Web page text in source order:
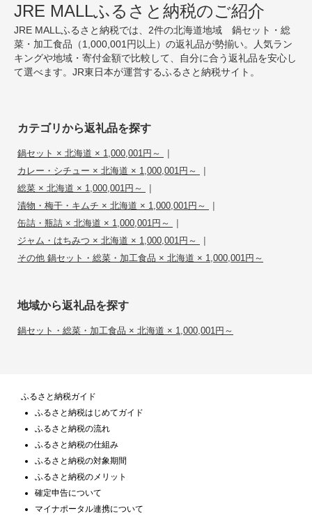
JRE MALLふるさと納税のご紹介
JRE MALLふるさと納税では、2件の北海道地域 鍋セット・総
菜・加工食品（1,000,001円以上）の返礼品が勢揃い。人気ラン
キングや地域・寄付金額で比較して、自分に合う返礼品を安心し
て選べます。JR東日本が運営するふるさと納税サイト。
カテゴリから返礼品を探す
鍋セット × 北海道 × 1,000,001円～ |
カレー・シチュー × 北海道 × 1,000,001円～ |
総菜 × 北海道 × 1,000,001円～ |
漬物・梅干・キムチ × 北海道 × 1,000,001円～ |
缶詰・瓶詰 × 北海道 × 1,000,001円～ |
ジャム・はちみつ × 北海道 × 1,000,001円～ |
その他 鍋セット・総菜・加工食品 × 北海道 × 1,000,001円～
地域から返礼品を探す
鍋セット・総菜・加工食品 × 北海道 × 1,000,001円～
ふるさと納税ガイド
ふるさと納税はじめてガイド
ふるさと納税の流れ
ふるさと納税の仕組み
ふるさと納税の対象期間
ふるさと納税のメリット
確定申告について
マイナポータル連携について